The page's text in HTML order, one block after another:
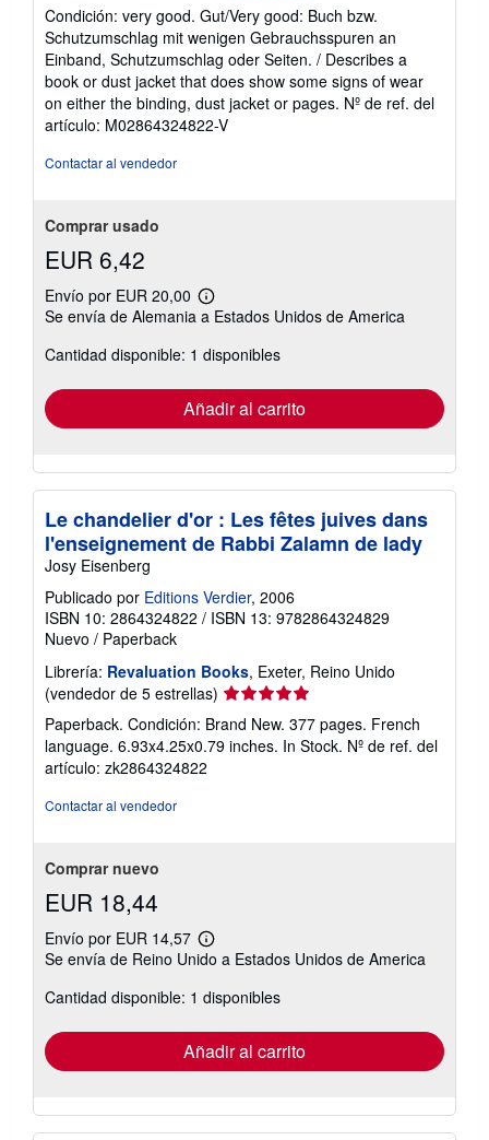
del
vendedor:
5
de
5
estrellas
Condición: very good. Gut/Very good: Buch bzw.
Schutzumschlag mit wenigen Gebrauchsspuren an
Einband, Schutzumschlag oder Seiten. / Describes a
book or dust jacket that does show some signs of wear
on either the binding, dust jacket or pages. Nº de ref. del
artículo: M02864324822-V
Contactar al vendedor
Comprar usado
EUR 6,42
Envío por EUR 20,00
Más
información
las
tarifas
envío
Se envía de Alemania a Estados Unidos de America
Cantidad disponible: 1 disponibles
Añadir al carrito
Le chandelier d'or : Les fêtes juives dans
l'enseignement de Rabbi Zalamn de lady
Josy Eisenberg
Publicado por Editions Verdier, 2006
ISBN 10: 2864324822 / ISBN 13: 9782864324829
Nuevo / Paperback
Librería: Revaluation Books, Exeter, Reino Unido
(vendedor de 5 estrellas) Calificación
vendedor:
5
Paperback. Condición: Brand New. 377 pages. French
language. 6.93x4.25x0.79 inches. In Stock. Nº de ref. del
artículo: zk2864324822
Contactar al vendedor
Comprar nuevo
EUR 18,44
Envío por EUR 14,57
Más
información
las
tarifas
envío
Se envía de Reino Unido a Estados Unidos de America
Cantidad disponible: 1 disponibles
Añadir al carrito